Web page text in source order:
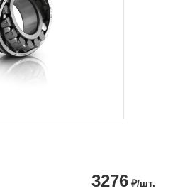
3276 ₽/шт.